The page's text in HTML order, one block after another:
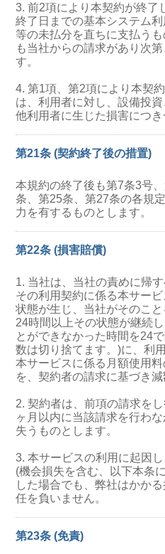
3. 前2項により本契約が終了
終了日までの基本システム
等の未払分を直ちに支払う
も当社からの請求があり次
す。
4. 第1項、第2項により本契
は、利用者に対し、設備投
他利用者に生じた損害につき
第21条 (契約終了後の措置)
本規約の終了後も第7条3号
条、第25条、第27条の各規
力を有するものとします。
第22条 (損害賠償)
1. 当社は、当社の責めに帰
その利用契約に係る本サー
状態が生じ、当社がそのこ
24時間以上その状態が継続
とができなかった時間を24
数は切り捨てます。)に、利
本サービスに係る月額使用
を、契約者の請求に基づき減
2. 契約者は、前項の請求を
ヶ月以内に当該請求を行わ
失うものとします。
3. 本サービスの利用に起因
(機会損失を含む、以下本条
した場合でも、弊社はかか
任を負いません。
第23条 (免責)